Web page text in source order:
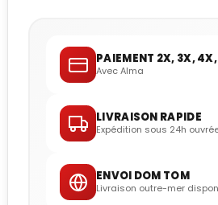
PAIEMENT 2X, 3X, 4X,
Avec Alma
LIVRAISON RAPIDE
Expédition sous 24h
ENVOI DOM TOM
Livraison outre-mer